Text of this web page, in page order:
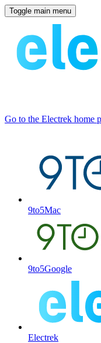
Toggle main menu
Go to the Electrek home
9to5Mac
9to5Google
Electrek